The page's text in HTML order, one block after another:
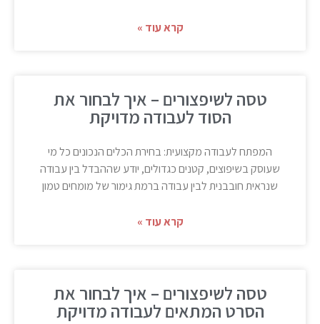
קרא עוד »
טסה לשיפצורים – איך לבחור את
הסוד לעבודה מדויקת
המפתח לעבודה מקצועית: בחירת הכלים הנכונים כל מי
שעוסק בשיפוצים, קטנים כגדולים, יודע שההבדל בין עבודה
שנראית חובבנית לבין עבודה ברמת גימור של מומחים טמון
קרא עוד »
טסה לשיפצורים – איך לבחור את
הסרט המתאים לעבודה מדויקת